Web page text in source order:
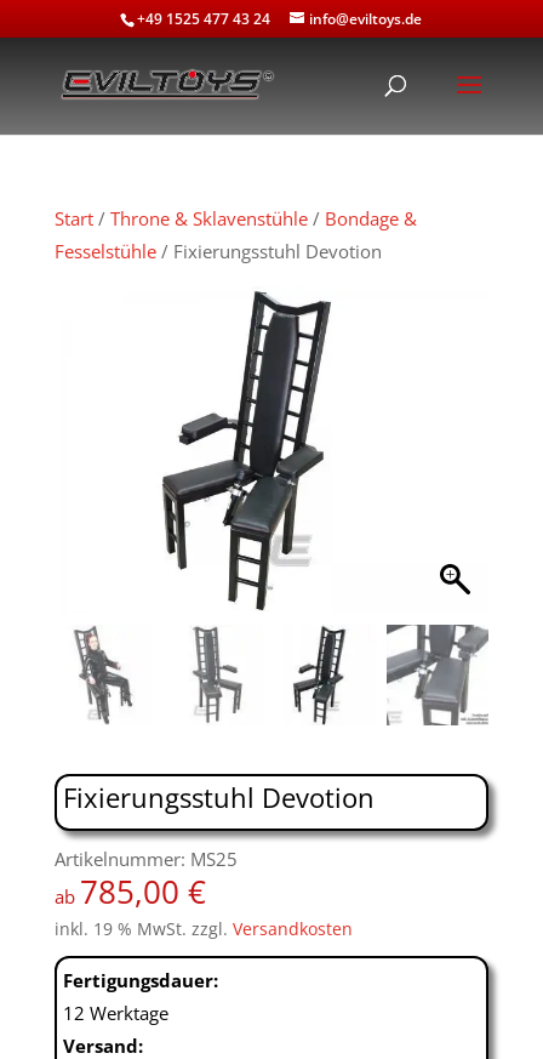
+49 1525 477 43 24 info@eviltoys.de
Start/ Throne & Sklavenstühle/ Bondage &
Fesselstühle/ Fixierungsstuhl Devotion
Fixierungsstuhl Devotion
Artikelnummer: MS25
ab 785,00 €
inkl. 19 % MwSt. zzgl. Versandkosten
Fertigungsdauer:
12 Werktage
Versand: